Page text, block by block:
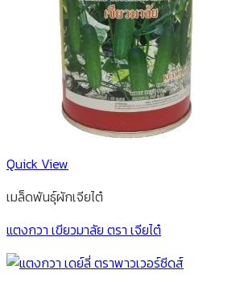
Quick View
เมล็ดพันธุ์ผักเจียไต๋
แตงกวา เขียวมาลัย ตรา เจียไต๋